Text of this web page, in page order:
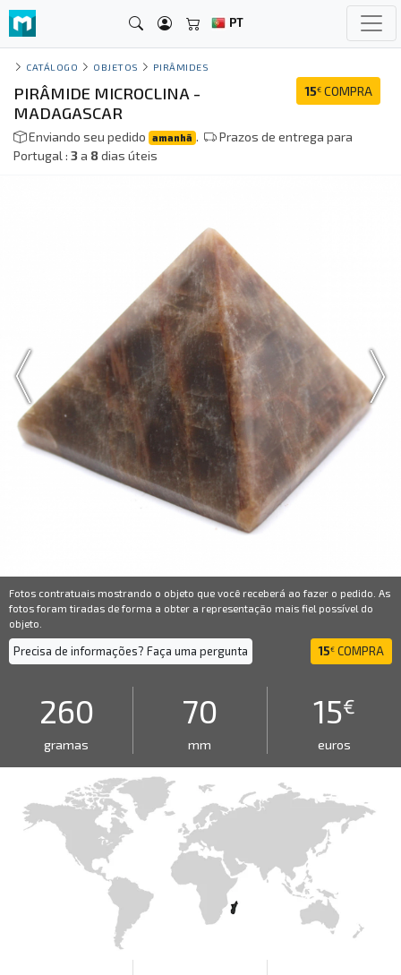
PT
CATÁLOGO OBJETOS PIRÂMIDES
15€ COMPRA
PIRÂMIDE MICROCLINA -
MADAGASCAR
Enviando seu pedido amanhã .
Prazos de entrega para
Portugal : 3a 8dias úteis
Fotos contratuais mostrando o objeto que você receberá ao fazer o pedido. As
fotos foram tiradas de forma a obter a representação mais fiel possível do
objeto.
Precisa de informações? Faça uma pergunta 15€ COMPRA
260
gramas
70
mm
15€
euros